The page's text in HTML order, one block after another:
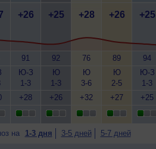
+26
91
Ю-З
1-3
+28
+25
92
Ю
1-3
+26
+28
76
Ю
3-6
+32
+26
89
Ю
2-5
+27
+25
94
Ю-З
1-3
+25
на 1-3 дня 3-5 дней 5-7 дней